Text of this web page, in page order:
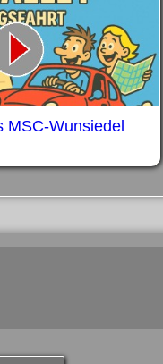
MSC-Wunsiedel